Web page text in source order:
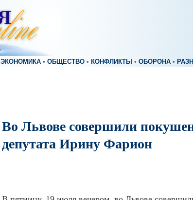
ЭКОНОМИКА • ОБЩЕСТВО • КОНФЛИКТЫ • ОБОРОНА •
Во Львове совершили
депутата Ирину Фарион